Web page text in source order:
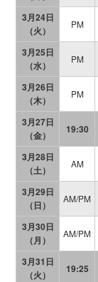
3月24日
（火）
PM
3月25日
（水）
PM
3月26日
（木）
PM
3月27日
（金）
19:30
3月28日
（土）
AM
3月29日
（日）
AM/PM
3月30日
（月）
AM/PM
3月31日
（火）
19:25